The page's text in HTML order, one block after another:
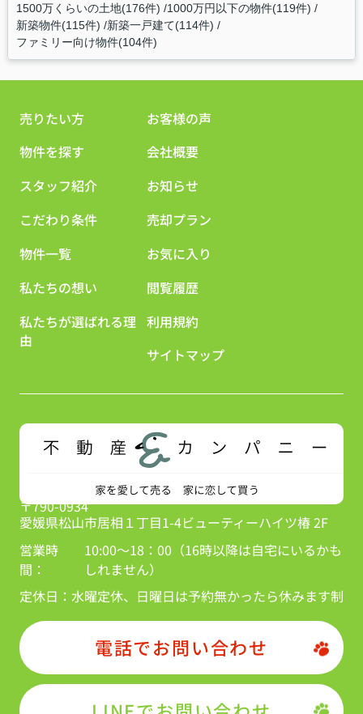
1500万くらいの土地(176件) 1000万円以下の物件(119件)
新築物件(115件) 新築一戸建て(114件)
ファミリー向け物件(104件)
売りたい方
物件を探す
スタッフ紹介
こだわり条件
物件一覧
私たちの想い
私たちが選ばれる理
由
お客様の声
会社概要
お知らせ
売却プラン
お気に入り
閲覧履歴
利用規約
サイトマップ
〒790-0934
愛媛県松山市居相１丁目1-4ビューティーハイツ椿 2F
営業時
間：
10:00～18：00（16時以降は自宅にいるかも
しれません）
定休日： 水曜定休、日曜日は予約無かったら休みます制
電話でお問い合わせ